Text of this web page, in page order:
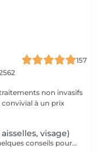
157
non invasifs
à un prix
visage)
Avant votre séance d'épilation laser, quelques conseils pour un meilleur confort et un résultat optimal : 1. Rasez la zone à traiter : de préférence la veille avec un rasoir. 2. Venez avec une peau propre et sèche : sans maquillage, crème, parfum, huile ou déodorant. 3. Protégez votre peau : évitez le soleil, l'autobronzant ainsi que les gommages durant les 3 jours précédant la séance.